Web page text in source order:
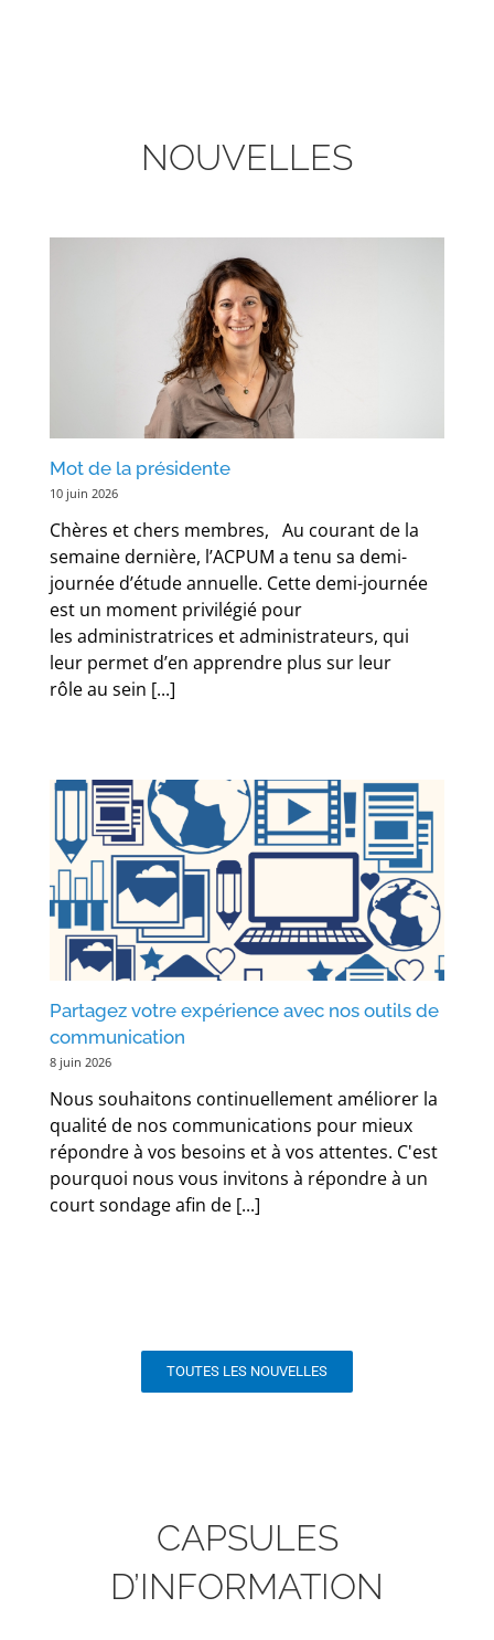
NOUVELLES
Mot de la présidente
10 juin 2026
Chères et chers membres, Au courant de la
semaine dernière, l’ACPUM a tenu sa demi-
journée d’étude annuelle. Cette demi-journée
est un moment privilégié pour
les administratrices et administrateurs, qui
leur permet d’en apprendre plus sur leur
rôle au sein [...]
Partagez votre expérience avec nos outils de
communication
8 juin 2026
Nous souhaitons continuellement améliorer la
qualité de nos communications pour mieux
répondre à vos besoins et à vos attentes. C'est
pourquoi nous vous invitons à répondre à un
court sondage afin de [...]
TOUTES LES NOUVELLES
CAPSULES
D’INFORMATION